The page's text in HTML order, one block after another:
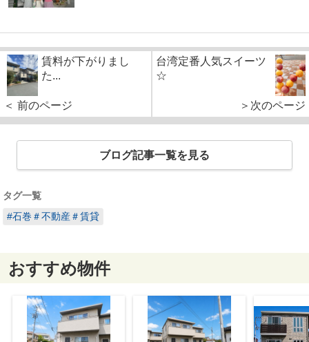
賃料が下がりまし
た...
＜ 前のページ
台湾定番人気スイーツ
☆
＞次のページ
ブログ記事一覧を見る
タグ一覧
#石巻＃不動産＃賃貸
おすすめ物件